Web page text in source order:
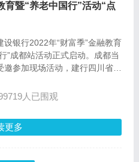
育暨“养老中国行”活动“点
银行2022年“财富季”金融教育
”成都站活动正式启动。成都当
邀参加现场活动，建行四川省分
德建信理财、华夏基金、嘉实基
人已围观
更多